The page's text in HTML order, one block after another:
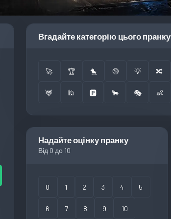
Вгадайте категорію цього пранку
🚀 🏆 🐤 🔞 💡 🔀
🦌 🕌 🅿️ 🐂 🎭 👶
Надайте оцінку пранку
Від 0 до 10
0 1 2 3 4 5
6 7 8 9 10